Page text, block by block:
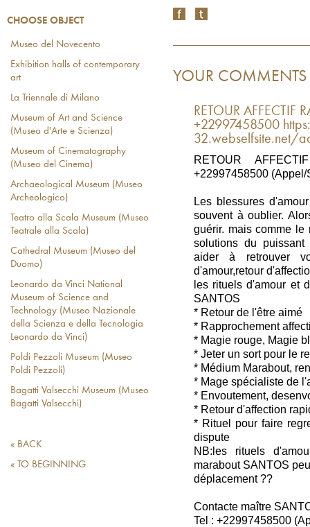
CHOOSE OBJECT
Museo del Novecento
Exhibition halls of contemporary
art
La Triennale di Milano
Museum of Art and Science
(Museo d'Arte e Scienza)
Museum of Cinematography
(Museo del Cinema)
Archaeological Museum (Museo
Archeologico)
Teatro alla Scala Museum (Museo
Teatrale alla Scala)
Cathedral Museum (Museo del
Duomo)
Leonardo da Vinci National
Museum of Science and
Technology (Museo Nazionale
della Scienza e della Tecnologia
Leonardo da Vinci)
Poldi Pezzoli Museum (Museo
Poldi Pezzoli)
Bagatti Valsecchi Museum (Museo
Bagatti Valsecchi)
« BACK
« TO BEGINNING
YOUR COMMENTS
RETOUR AFFECTIF
+22997458500
32.webselfsite.net/
RETOUR
+22997458500 (Appel/
Les blessures
souvent à oublier.
guérir. mais comme le
solutions du
aider à retrouver
d'amour,retour
les rituels d'amour et
SANTOS
* Retour de l'être aimé
* Rapprochement
* Magie rouge, Magie
* Jeter un sort pour le
* Médium Marabout,
* Mage spécialiste de
* Envoutement,
* Retour d'affection
* Rituel pour faire
dispute
NB:les rituels
marabout SANTOS
déplacement ??
Contacte maître
Tel : +22997458500